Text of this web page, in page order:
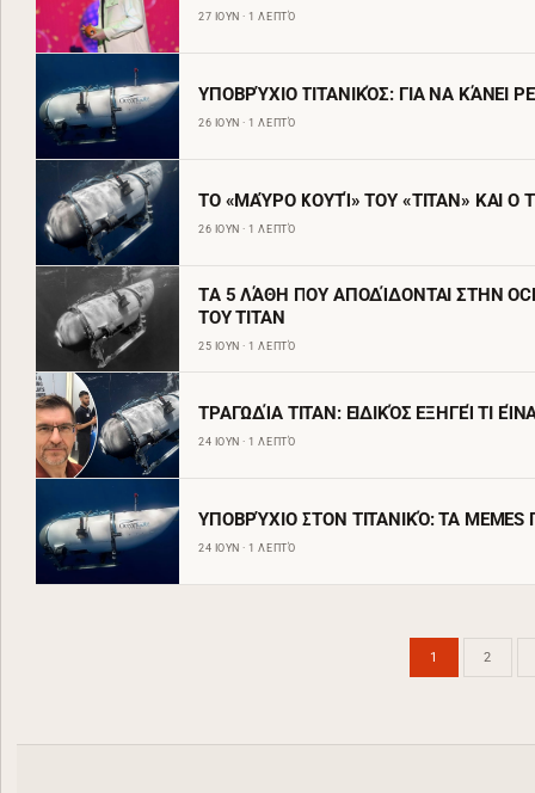
27 ΙΟΥΝ · 1 ΛΕΠΤΌ
ΥΠΟΒΡΎΧΙΟ ΤΙΤΑΝΙΚΌΣ: ΓΙΑ ΝΑ ΚΆΝΕΙ
26 ΙΟΥΝ · 1 ΛΕΠΤΌ
ΤΟ «ΜΑΎΡΟ ΚΟΥΤΊ» ΤΟΥ «TITAN» ΚΑΙ Ο
26 ΙΟΥΝ · 1 ΛΕΠΤΌ
TΑ 5 ΛΆΘΗ ΠΟΥ ΑΠΟΔΊΔΟΝΤΑΙ ΣΤΗΝ
ΤΟΥ TITAN
25 ΙΟΥΝ · 1 ΛΕΠΤΌ
ΤΡΑΓΩΔΊΑ TITAN: ΕΙΔΙΚΌΣ ΕΞΗΓΕΊ ΤΙ
24 ΙΟΥΝ · 1 ΛΕΠΤΌ
ΥΠΟΒΡΎΧΙΟ ΣΤΟΝ ΤΙΤΑΝΙΚΌ: ΤΑ
24 ΙΟΥΝ · 1 ΛΕΠΤΌ
1 2